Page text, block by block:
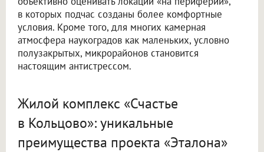
в которых подчас созданы более комфортные
условия. Кроме того, для многих камерная
атмосфера наукоградов как маленьких, условно
полузакрытых, микрорайонов становится
настоящим антистрессом.
Жилой комплекс «Счастье
в Кольцово»: уникальные
преимущества проекта «Эталона»